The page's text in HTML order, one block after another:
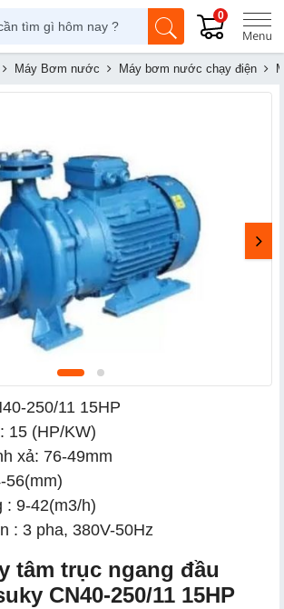
0
Máy Bơm nước Máy bơm nước chạy điện
250/11 15HP
15 (HP/KW)
xả: 76-49mm
56(mm)
9-42(m3/h)
: 3 pha, 380V-50Hz
tâm trục ngang đầu
CN40-250/11 15HP